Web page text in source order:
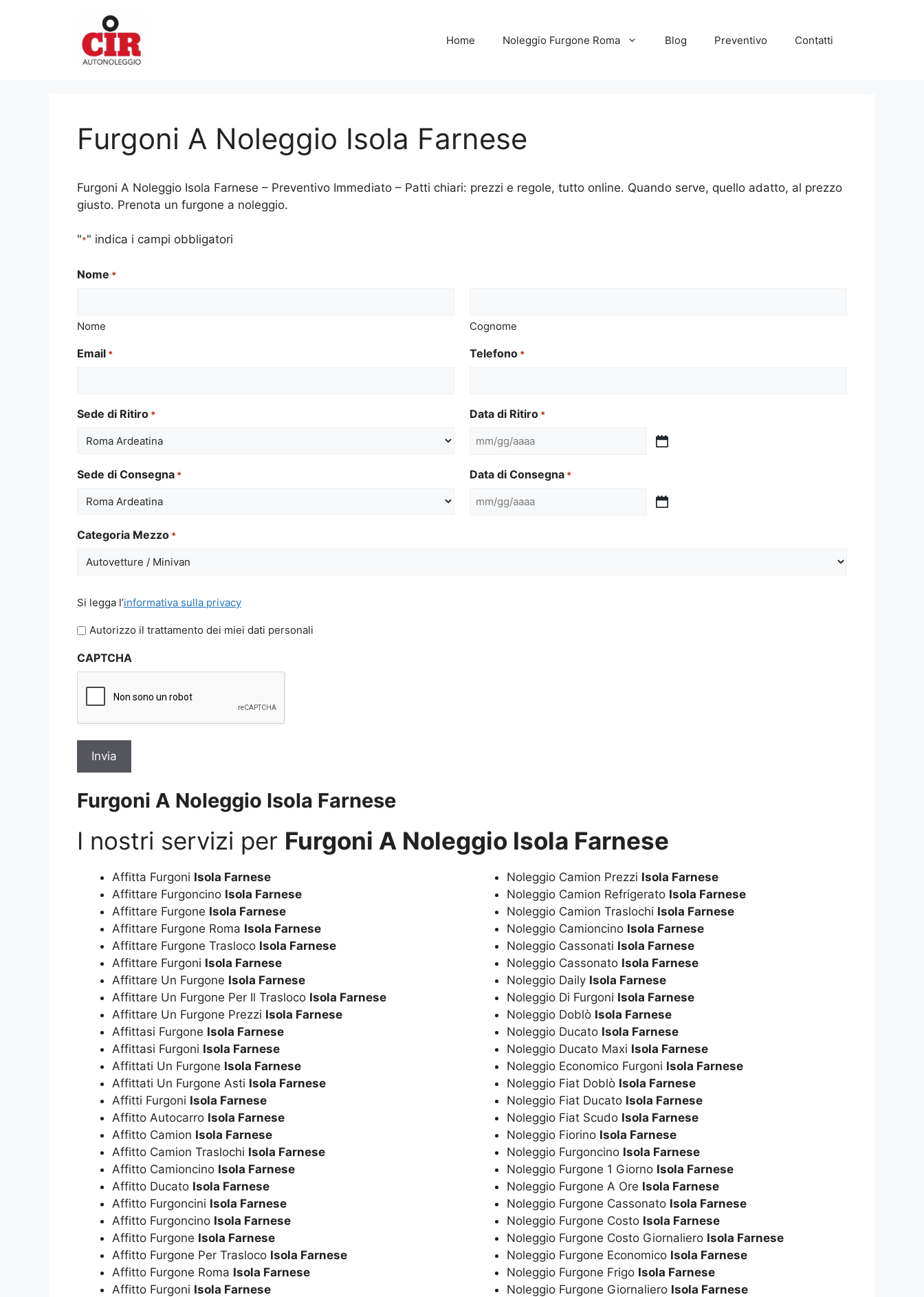
Home Noleggio Furgone Roma Blog Preventivo Contatti
Furgoni A Noleggio Isola Farnese
Furgoni A Noleggio Isola Farnese – Preventivo Immediato – Patti chiari: prezzi e regole, tutto online. Quando serve, quello adatto, al prezzo
giusto. Prenota un furgone a noleggio.
"*" indica i campi obbligatori
Nome *
Nome Cognome
Email * Telefono *
Sede di Ritiro * Data di Ritiro *
MM
GG
slash
Sede di Consegna * Data di Consegna *
MM
Categoria Mezzo *
legga
l'informativa
privacy
Si legga l’informativa sulla privacy
Autorizzo il trattamento dei miei dati personali
CAPTCHA
Furgoni A Noleggio Isola Farnese
I nostri servizi per Furgoni A Noleggio Isola Farnese
Affitta Furgoni Isola Farnese
Affittare Furgoncino Isola Farnese
Affittare Furgone Isola Farnese
Affittare Furgone Roma Isola Farnese
Affittare Furgone Trasloco Isola Farnese
Affittare Furgoni Isola Farnese
Affittare Un Furgone Isola Farnese
Affittare Un Furgone Per Il Trasloco Isola Farnese
Affittare Un Furgone Prezzi Isola Farnese
Affittasi Furgone Isola Farnese
Affittasi Furgoni Isola Farnese
Affittati Un Furgone Isola Farnese
Affittati Un Furgone Asti Isola Farnese
Affitti Furgoni Isola Farnese
Affitto Autocarro Isola Farnese
Affitto Camion Isola Farnese
Affitto Camion Traslochi Isola Farnese
Affitto Camioncino Isola Farnese
Affitto Ducato Isola Farnese
Affitto Furgoncini Isola Farnese
Affitto Furgoncino Isola Farnese
Affitto Furgone Isola Farnese
Affitto Furgone Per Trasloco Isola Farnese
Affitto Furgone Roma Isola Farnese
Affitto Furgoni Isola Farnese
Noleggio Camion Prezzi Isola Farnese
Noleggio Camion Refrigerato Isola Farnese
Noleggio Camion Traslochi Isola Farnese
Noleggio Camioncino Isola Farnese
Noleggio Cassonati Isola Farnese
Noleggio Cassonato Isola Farnese
Noleggio Daily Isola Farnese
Noleggio Di Furgoni Isola Farnese
Noleggio Doblò Isola Farnese
Noleggio Ducato Isola Farnese
Noleggio Ducato Maxi Isola Farnese
Noleggio Economico Furgoni Isola Farnese
Noleggio Fiat Doblò Isola Farnese
Noleggio Fiat Ducato Isola Farnese
Noleggio Fiat Scudo Isola Farnese
Noleggio Fiorino Isola Farnese
Noleggio Furgoncino Isola Farnese
Noleggio Furgone 1 Giorno Isola Farnese
Noleggio Furgone A Ore Isola Farnese
Noleggio Furgone Cassonato Isola Farnese
Noleggio Furgone Costo Isola Farnese
Noleggio Furgone Costo Giornaliero Isola Farnese
Noleggio Furgone Economico Isola Farnese
Noleggio Furgone Frigo Isola Farnese
Noleggio Furgone Giornaliero Isola Farnese